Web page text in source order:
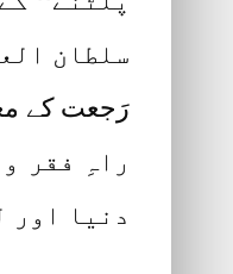
سلطان
رَجعت کے
راہِ فقر
دنیا اور